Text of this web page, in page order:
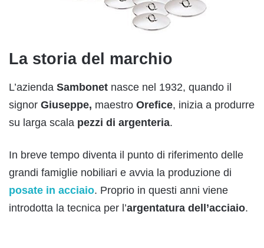
La storia del marchio
L’azienda Sambonet nasce nel 1932, quando il
signor Giuseppe, maestro Orefice, inizia a produrre
su larga scala pezzi di argenteria.
In breve tempo diventa il punto di riferimento delle
grandi famiglie nobiliari e avvia la produzione di
posate in acciaio. Proprio in questi anni viene
introdotta la tecnica per l’argentatura dell’acciaio.